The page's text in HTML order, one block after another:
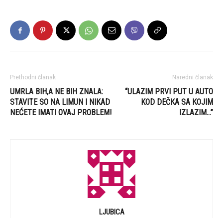
Prethodni članak
UMRLA BIH,A NE BIH ZNALA:
STAVITE SO NA LIMUN I NIKAD
NEĆETE IMATI OVAJ PROBLEM!
Naredni članak
“ULAZIM PRVI PUT U AUTO
KOD DEČKA SA KOJIM
IZLAZIM…”
LJUBICA